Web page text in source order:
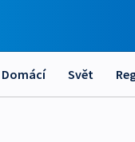
Domácí Svět